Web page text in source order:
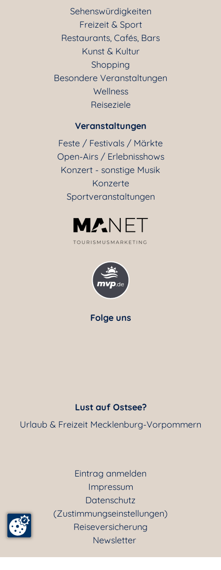
Sehenswürdigkeiten
Freizeit & Sport
Restaurants, Cafés, Bars
Kunst & Kultur
Shopping
Besondere Veranstaltungen
Wellness
Reiseziele
Veranstaltungen
Feste / Festivals / Märkte
Open-Airs / Erlebnisshows
Konzert - sonstige Musik
Konzerte
Sportveranstaltungen
Folge uns
Lust auf Ostsee?
Urlaub & Freizeit Mecklenburg-Vorpommern
Eintrag anmelden
Impressum
Datenschutz
(Zustimmungseinstellungen)
Reiseversicherung
Newsletter